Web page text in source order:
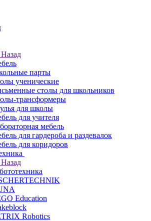
Назад
парты
ученические
столы для школьников
трансформеры
для школы
для учителя
мебель
для гардероба и раздевалок
для коридоров
Назад
Education
Robotics